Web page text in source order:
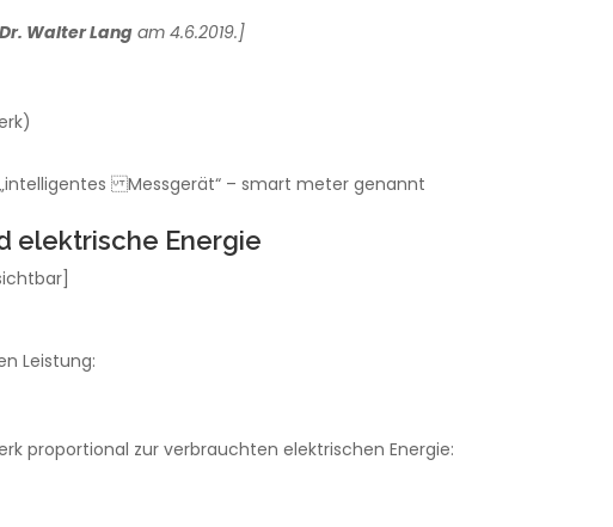
Dr. Walter Lang am 4.6.2019.]
„intelligentes Messgerät“ – smart meter genannt
elektrische Energie
Leistung:
proportional zur verbrauchten elektrischen Energie: